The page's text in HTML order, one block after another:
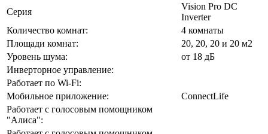
Серия
Vision Pro DC
Inverter
Количество комнат:
4 комнаты
Площади комнат:
20, 20, 20 и 20 м2
Уровень шума:
от 18 дБ
Инверторное управление:
Работает по Wi-Fi:
Мобильное приложение:
ConnectLife
Работает с голосовым помощником
"Алиса":